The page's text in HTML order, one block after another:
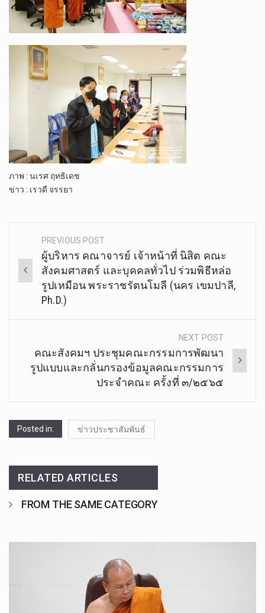
ภาพ​ : นเรศ​ ฤ​ทธิ​เดช​
ข่าว : เรวดี จรรยา
Post
navigation
PREVIOUS POST
ผู้บริหาร​ คณาจารย์​ ​เจ้า​หน้าที่​ ​นิสิต​ คณะ​
สังคม​ศาสตร์​ และบุคคล​ทั่วไป​ ร่วมพิธีหล่อ
รูปเหมือน พระราชรัตนโมลี (นคร เขมปาลี,
Ph.D.)
NEXT POST
คณะสังคมฯ ประชุมคณะกรรมการพัฒนา
รูปแบบและกลั่นกรองข้อมูลคณะกรรมการ
ประจำคณะ​ ครั้งที่ ๓/๒๕๖๕
Posted in: ข่าวประชาสัมพันธ์
RELATED ARTICLES
FROM THE SAME CATEGORY